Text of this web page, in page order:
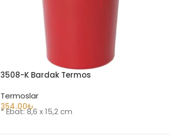
3508-K Bardak Termos
Termoslar
354.00₺
* Ebat: 8,6 x 15,2 cm